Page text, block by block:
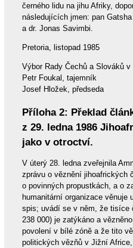
černého lidu na jihu Afriky,
následujících jmen: pan
a dr. Jonas Savimbi.
Pretoria, listopad 1985
Výbor Rady Čechů a Slováků
Petr Foukal, tajemník
Josef Hložek, předseda
Příloha 2: Překlad
z 29. ledna 1986
jako v otroctví.
V úterý 28. ledna zveřejnila
zprávu o věznění jihoafrických
o povinných propustkách, a o
humanitární organizace věnuje
spis; uvádí se v něm, že tisíce
238 000) je zatýkáno a
povolení v bílé zóně a že tito
politických vězňů v Jižní